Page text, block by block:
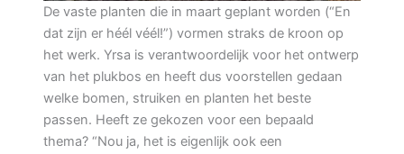
De vaste planten die in maart geplant worden (“En
dat zijn er héél véél!”) vormen straks de kroon op
het werk. Yrsa is verantwoordelijk voor het ontwerp
van het plukbos en heeft dus voorstellen gedaan
welke bomen, struiken en planten het beste
passen. Heeft ze gekozen voor een bepaald
thema? “Nou ja, het is eigenlijk ook een